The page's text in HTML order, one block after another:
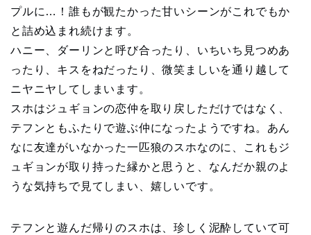
プルに…！誰もが観たかった甘いシーンがこれでもか
と詰め込まれ続けます。
ハニー、ダーリンと呼び合ったり、いちいち見つめあ
ったり、キスをねだったり、微笑ましいを通り越して
ニヤニヤしてしまいます。
スホはジュギョンの恋仲を取り戻しただけではなく、
テフンともふたりで遊ぶ仲になったようですね。あん
なに友達がいなかった一匹狼のスホなのに、これもジ
ュギョンが取り持った縁かと思うと、なんだか親のよ
うな気持ちで見てしまい、嬉しいです。
テフンと遊んだ帰りのスホは、珍しく泥酔していて可